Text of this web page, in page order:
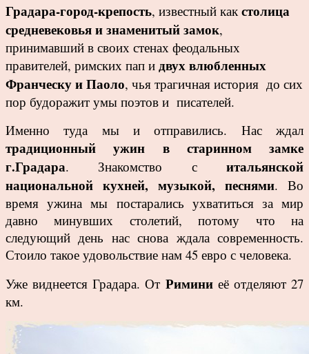
Градара-город-крепость, известный как столица
средневековья и знаменитый замок,
принимавший в своих стенах феодальных
правителей, римских пап и двух влюбленных
Франческу и Паоло, чья трагичная история до сих
пор будоражит умы поэтов и писателей.
Именно туда мы и отправились. Нас ждал
традиционный ужин в старинном замке
г.Градара. Знакомство с итальянской
национальной кухней, музыкой, песнями. Во
время ужина мы постарались ухватиться за мир
давно минувших столетий, потому что на
следующий день нас снова ждала современность.
Стоило такое удовольствие нам 45 евро с человека.
Уже виднеется Градара. От Риминиеё отделяют 27
км.